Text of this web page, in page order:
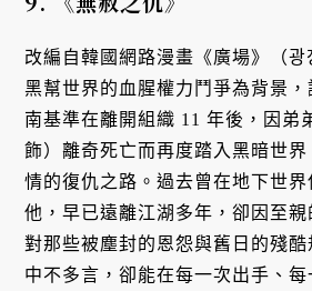
改編自韓國網路漫畫《廣場》（광
黑幫世界的血腥權力鬥爭為背景
南基準在離開組織 11 年後，因弟
飾）離奇死亡而再度踏入黑暗世
情的復仇之路。過去曾在地下世
他，早已遠離江湖多年，卻因至
對那些被塵封的恩怨與舊日的殘酷
中不多言，卻能在每一次出手、